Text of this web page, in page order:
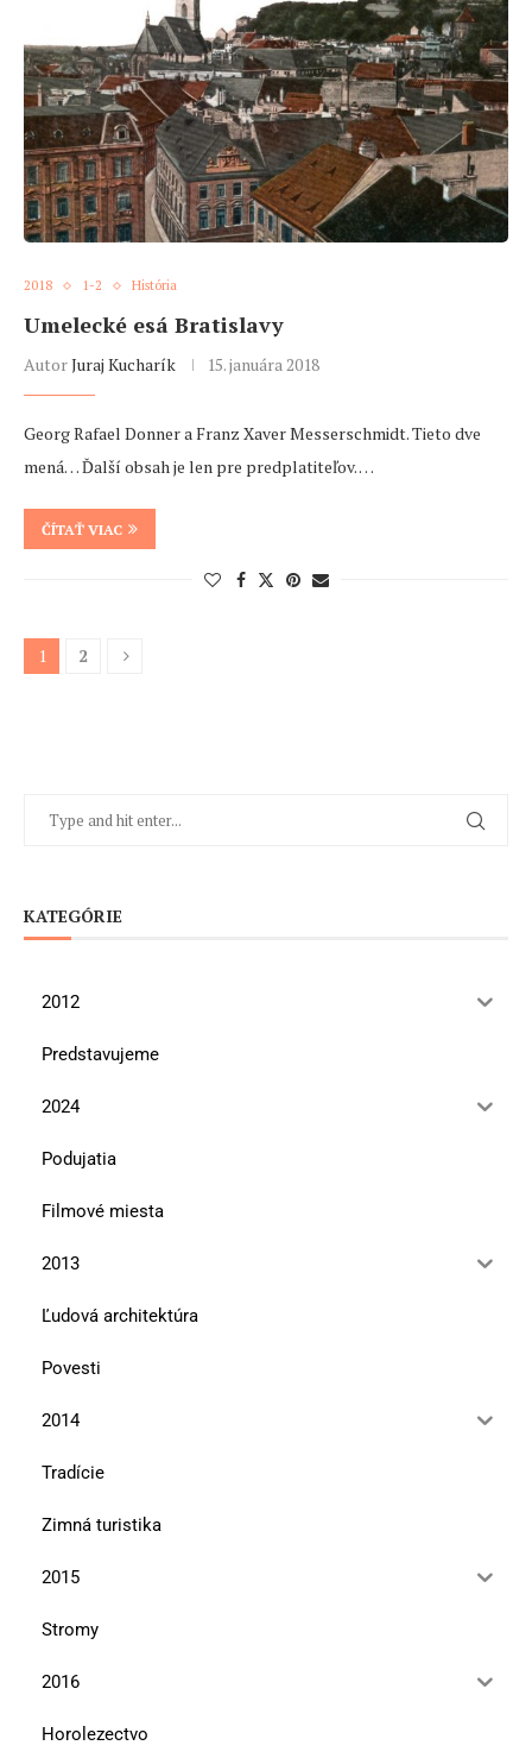
2018 1-2 História
Umelecké esá Bratislavy
AutorJuraj Kucharík 15. januára 2018
Georg Rafael Donner a Franz Xaver Messerschmidt. Tieto dve
mená… Ďalší obsah je len pre predplatiteľov. …
ČÍTAŤ VIAC
1 2
KATEGÓRIE
2012
Predstavujeme
2024
Podujatia
Filmové miesta
2013
Ľudová architektúra
Povesti
2014
Tradície
Zimná turistika
2015
Stromy
2016
Horolezectvo